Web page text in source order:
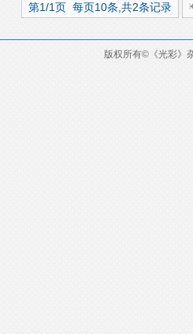
第1/1页 每页10条,共2条记录
版权所有©《光彩》